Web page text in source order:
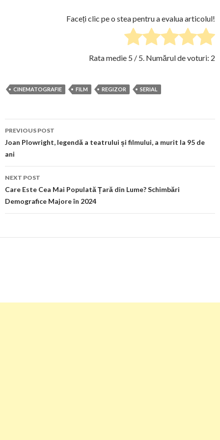
Faceți clic pe o stea pentru a evalua articolul!
Rata medie 5 / 5. Numărul de voturi: 2
CINEMATOGRAFIE FILM REGIZOR SERIAL
Post
navigation
PREVIOUS POST
Joan Plowright, legendă a teatrului și filmului, a murit la 95 de
ani
NEXT POST
Care Este Cea Mai Populată Țară din Lume? Schimbări
Demografice Majore în 2024